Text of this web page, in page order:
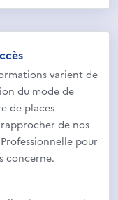
varient de
du mode de
de places
de nos
pour
concerne.